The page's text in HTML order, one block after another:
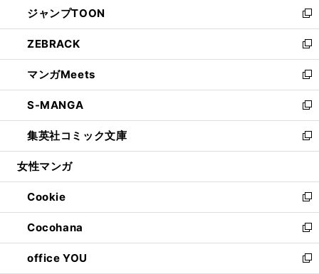
く
で
開
く
ド
ウ
で
開
く
ィ
ン
ド
ウ
で
開
く
い
ウ
ィ
ン
ド
ウ
で
開
く
ジャンプTOON
新
し
い
ウ
ィ
ン
ド
ウ
で
開
ZEBRACK
新
し
い
ウ
ィ
ン
ド
ウ
開
く
マンガMeets
新
し
い
ウ
ィ
ン
ウ
で
開
く
S-MANGA
新
し
い
ウ
ン
ド
ウ
で
開
く
集英社コミック文庫
新
し
ウ
ィ
ン
ド
ウ
で
女性マンガ
Cookie
新
し
い
ウ
ィ
Cocohana
新
し
い
office YOU
新